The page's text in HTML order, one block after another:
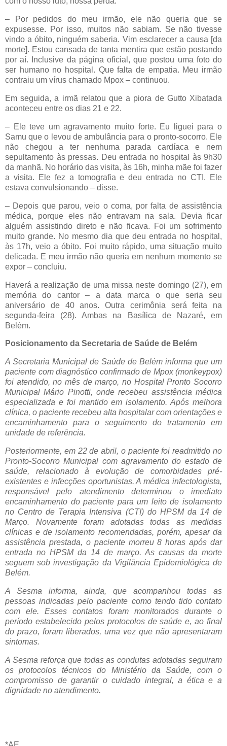
– Por pedidos do meu irmão, ele não queria que se
expusesse. Por isso, muitos não sabiam. Se não tivesse
vindo a óbito, ninguém saberia. Vim esclarecer a causa [da
morte]. Estou cansada de tanta mentira que estão postando
por aí. Inclusive da página oficial, que postou uma foto do
ser humano no hospital. Que falta de empatia. Meu irmão
contraiu um vírus chamado Mpox – continuou.
Em seguida, a irmã relatou que a piora de Gutto Xibatada
aconteceu entre os dias 21 e 22.
– Ele teve um agravamento muito forte. Eu liguei para o
Samu que o levou de ambulância para o pronto-socorro. Ele
não chegou a ter nenhuma parada cardíaca e nem
sepultamento às pressas. Deu entrada no hospital às 9h30
da manhã. No horário das visita, às 16h, minha mãe foi fazer
a visita. Ele fez a tomografia e deu entrada no CTI. Ele
estava convulsionando – disse.
– Depois que parou, veio o coma, por falta de assistência
médica, porque eles não entravam na sala. Devia ficar
alguém assistindo direto e não ficava. Foi um sofrimento
muito grande. No mesmo dia que deu entrada no hospital,
às 17h, veio a óbito. Foi muito rápido, uma situação muito
delicada. E meu irmão não queria em nenhum momento se
expor – concluiu.
Haverá a realização de uma missa neste domingo (27), em
memória do cantor – a data marca o que seria seu
aniversário de 40 anos. Outra cerimônia será feita na
segunda-feira (28). Ambas na Basílica de Nazaré, em
Belém.
Posicionamento da Secretaria de Saúde de Belém
A Secretaria Municipal de Saúde de Belém informa que um
paciente com diagnóstico confirmado de Mpox (monkeypox)
foi atendido, no mês de março, no Hospital Pronto Socorro
Municipal Mário Pinotti, onde recebeu assistência médica
especializada e foi mantido em isolamento. Após melhora
clínica, o paciente recebeu alta hospitalar com orientações e
encaminhamento para o seguimento do tratamento em
unidade de referência.
Posteriormente, em 22 de abril, o paciente foi readmitido no
Pronto-Socorro Municipal com agravamento do estado de
saúde, relacionado à evolução de comorbidades pré-
existentes e infecções oportunistas. A médica infectologista,
responsável pelo atendimento determinou o imediato
encaminhamento do paciente para um leito de isolamento
no Centro de Terapia Intensiva (CTI) do HPSM da 14 de
Março. Novamente foram adotadas todas as medidas
clínicas e de isolamento recomendadas, porém, apesar da
assistência prestada, o paciente morreu 8 horas após dar
entrada no HPSM da 14 de março. As causas da morte
seguem sob investigação da Vigilância Epidemiológica de
Belém.
A Sesma informa, ainda, que acompanhou todas as
pessoas indicadas pelo paciente como tendo tido contato
com ele. Esses contatos foram monitorados durante o
período estabelecido pelos protocolos de saúde e, ao final
do prazo, foram liberados, uma vez que não apresentaram
sintomas.
A Sesma reforça que todas as condutas adotadas seguiram
os protocolos técnicos do Ministério da Saúde, com o
compromisso de garantir o cuidado integral, a ética e a
dignidade no atendimento.